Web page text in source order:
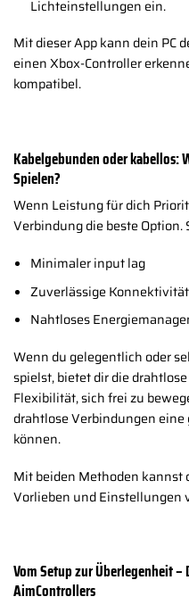
Lichteinstellungen ein.
Mit dieser App kann dein PC
einen Xbox-Controller
kompatibel.
Kabelgebunden oder kabellos:
Spielen?
Wenn Leistung für dich
Verbindung die beste Option.
Minimaler input lag
Zuverlässige Konnektivität
Nahtloses
Wenn du gelegentlich oder
spielst, bietet dir die
Flexibilität, sich frei zu
drahtlose Verbindungen
können.
Mit beiden Methoden kannst
Vorlieben und Einstellungen
Vom Setup zur Überlegenheit
AimControllers